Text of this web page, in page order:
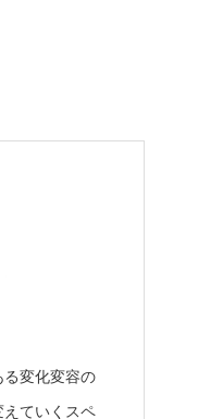
変化変容の
ていくスペ